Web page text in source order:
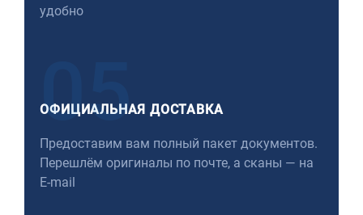
удобно
05
ОФИЦИАЛЬНАЯ ДОСТАВКА
Предоставим вам полный пакет документов.
Перешлём оригиналы по почте, а сканы — на
E-mail